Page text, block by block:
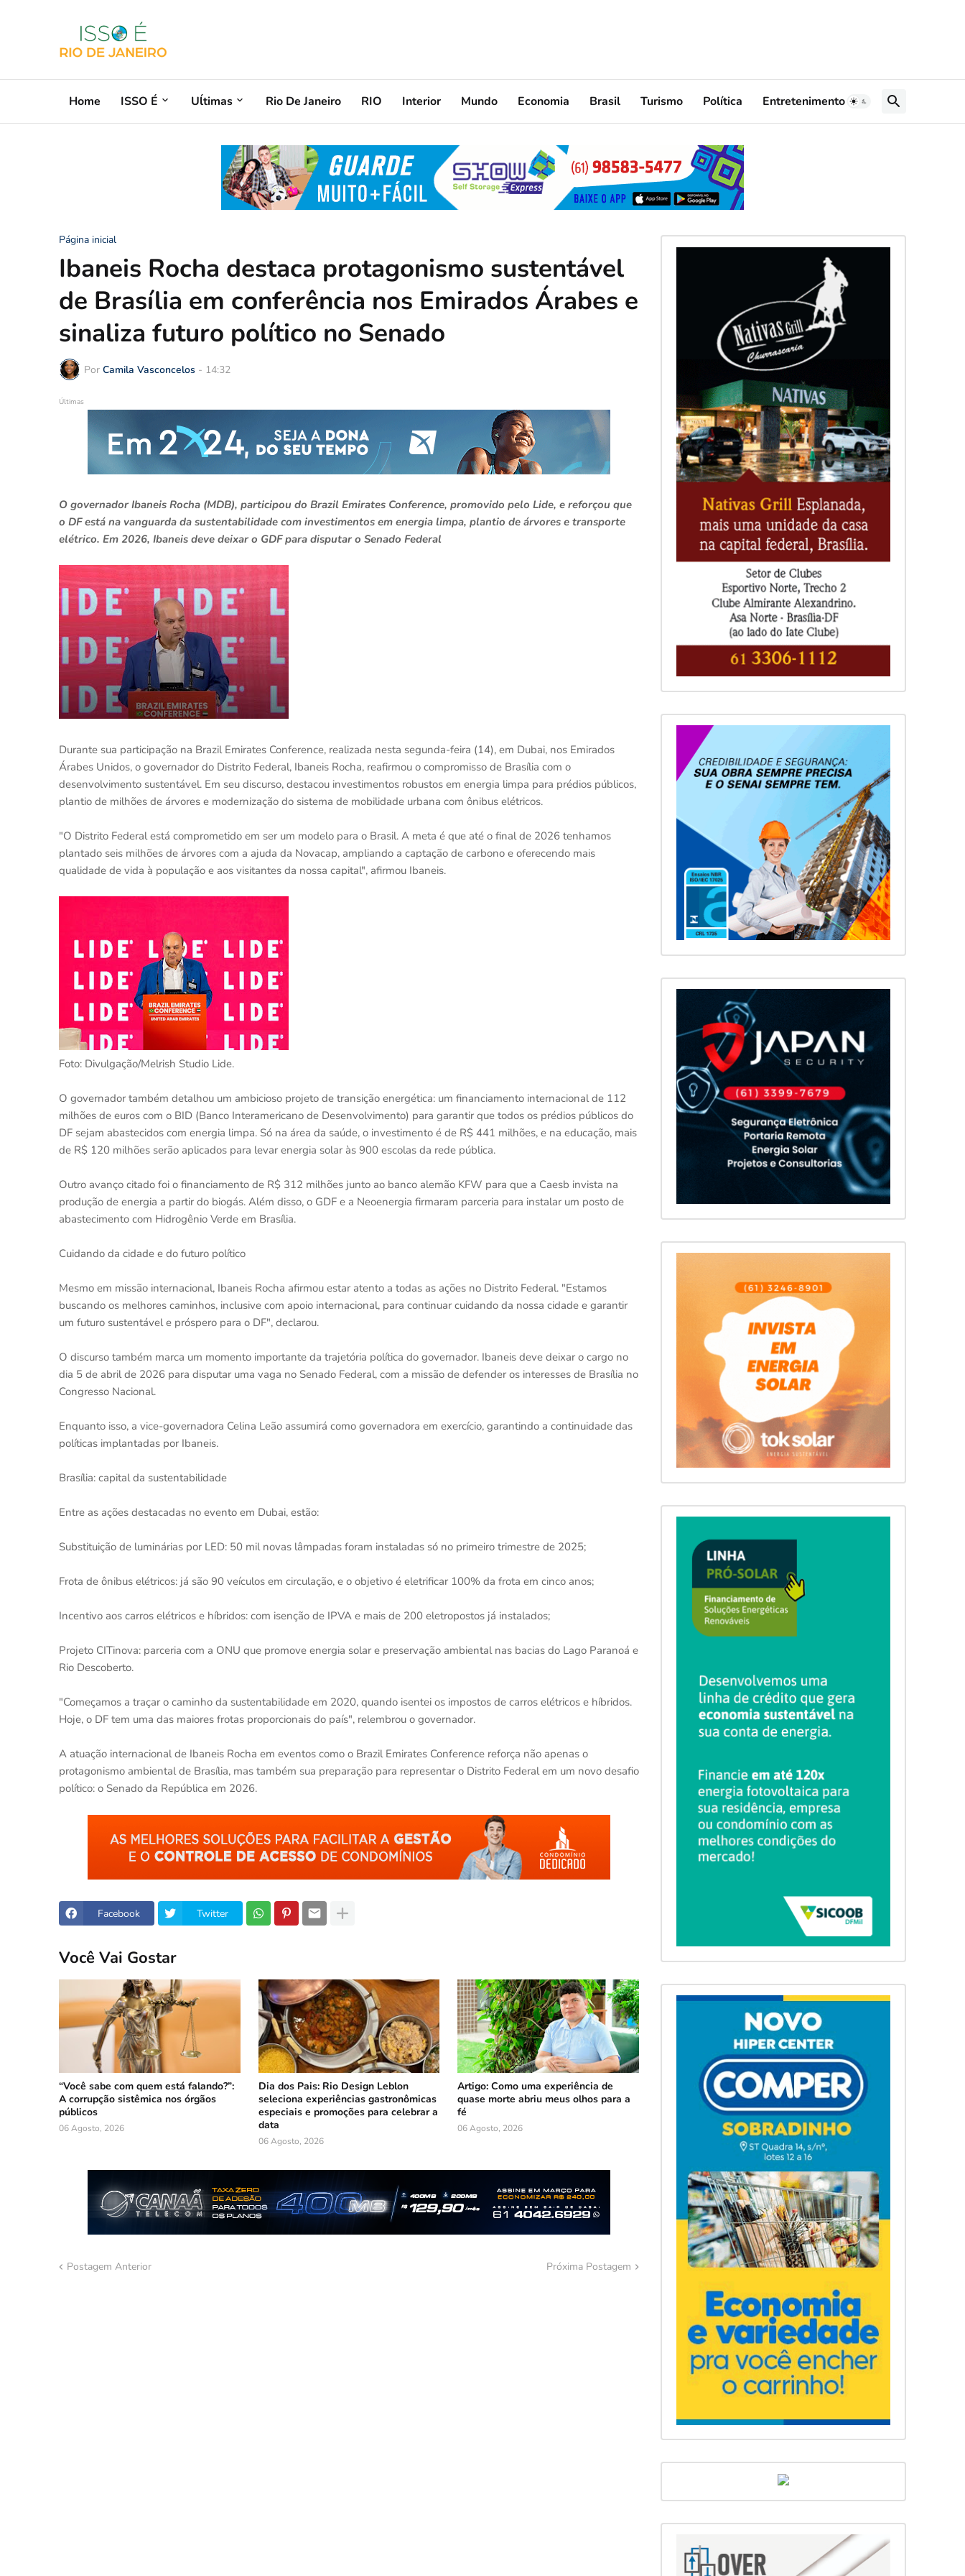
Home ISSO É Uĺtimas Rio De Janeiro RIO Interior Mundo Economia Brasil Turismo Política Entretenimento
Página inicial
Ibaneis Rocha destaca protagonismo sustentável
de Brasília em conferência nos Emirados Árabes e
sinaliza futuro político no Senado
Por Camila Vasconcelos - 14:32
Últimas
O governador Ibaneis Rocha (MDB), participou do Brazil Emirates Conference, promovido pelo Lide, e reforçou que
o DF está na vanguarda da sustentabilidade com investimentos em energia limpa, plantio de árvores e transporte
elétrico. Em 2026, Ibaneis deve deixar o GDF para disputar o Senado Federal
Durante sua participação na Brazil Emirates Conference, realizada nesta segunda-feira (14), em Dubai, nos Emirados
Árabes Unidos, o governador do Distrito Federal, Ibaneis Rocha, reafirmou o compromisso de Brasília com o
desenvolvimento sustentável. Em seu discurso, destacou investimentos robustos em energia limpa para prédios públicos,
plantio de milhões de árvores e modernização do sistema de mobilidade urbana com ônibus elétricos.
"O Distrito Federal está comprometido em ser um modelo para o Brasil. A meta é que até o final de 2026 tenhamos
plantado seis milhões de árvores com a ajuda da Novacap, ampliando a captação de carbono e oferecendo mais
qualidade de vida à população e aos visitantes da nossa capital", afirmou Ibaneis.
Foto: Divulgação/Melrish Studio Lide.
O governador também detalhou um ambicioso projeto de transição energética: um financiamento internacional de 112
milhões de euros com o BID (Banco Interamericano de Desenvolvimento) para garantir que todos os prédios públicos do
DF sejam abastecidos com energia limpa. Só na área da saúde, o investimento é de R$ 441 milhões, e na educação, mais
de R$ 120 milhões serão aplicados para levar energia solar às 900 escolas da rede pública.
Outro avanço citado foi o financiamento de R$ 312 milhões junto ao banco alemão KFW para que a Caesb invista na
produção de energia a partir do biogás. Além disso, o GDF e a Neoenergia firmaram parceria para instalar um posto de
abastecimento com Hidrogênio Verde em Brasília.
Cuidando da cidade e do futuro político
Mesmo em missão internacional, Ibaneis Rocha afirmou estar atento a todas as ações no Distrito Federal. "Estamos
buscando os melhores caminhos, inclusive com apoio internacional, para continuar cuidando da nossa cidade e garantir
um futuro sustentável e próspero para o DF", declarou.
O discurso também marca um momento importante da trajetória política do governador. Ibaneis deve deixar o cargo no
dia 5 de abril de 2026 para disputar uma vaga no Senado Federal, com a missão de defender os interesses de Brasília no
Congresso Nacional.
Enquanto isso, a vice-governadora Celina Leão assumirá como governadora em exercício, garantindo a continuidade das
políticas implantadas por Ibaneis.
Brasília: capital da sustentabilidade
Entre as ações destacadas no evento em Dubai, estão:
Substituição de luminárias por LED: 50 mil novas lâmpadas foram instaladas só no primeiro trimestre de 2025;
Frota de ônibus elétricos: já são 90 veículos em circulação, e o objetivo é eletrificar 100% da frota em cinco anos;
Incentivo aos carros elétricos e híbridos: com isenção de IPVA e mais de 200 eletropostos já instalados;
Projeto CITinova: parceria com a ONU que promove energia solar e preservação ambiental nas bacias do Lago Paranoá e
Rio Descoberto.
"Começamos a traçar o caminho da sustentabilidade em 2020, quando isentei os impostos de carros elétricos e híbridos.
Hoje, o DF tem uma das maiores frotas proporcionais do país", relembrou o governador.
A atuação internacional de Ibaneis Rocha em eventos como o Brazil Emirates Conference reforça não apenas o
protagonismo ambiental de Brasília, mas também sua preparação para representar o Distrito Federal em um novo desafio
político: o Senado da República em 2026.
Facebook Twitter
Você Vai Gostar
“Você sabe com quem está falando?”:
A corrupção sistêmica nos órgãos
públicos
06 Agosto, 2026
Dia dos Pais: Rio Design Leblon
seleciona experiências gastronômicas
especiais e promoções para celebrar a
data
06 Agosto, 2026
Artigo: Como uma experiência de
quase morte abriu meus olhos para a
fé
06 Agosto, 2026
Postagem Anterior Próxima Postagem